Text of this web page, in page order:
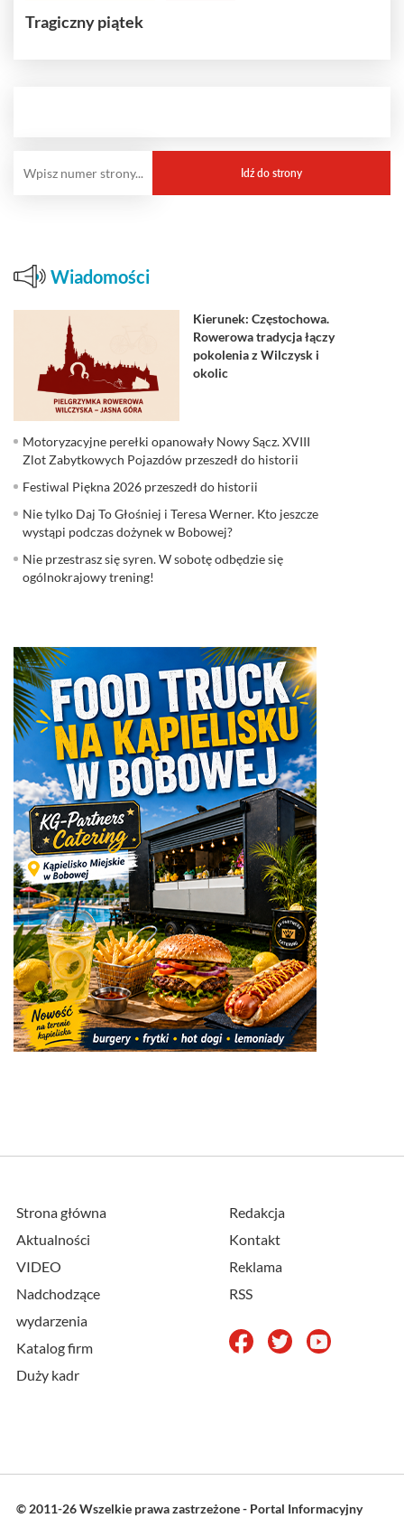
Tragiczny piątek
Wiadomości
Kierunek: Częstochowa.
Rowerowa tradycja łączy
pokolenia z Wilczysk i
okolic
Motoryzacyjne perełki opanowały Nowy Sącz. XVIII
Zlot Zabytkowych Pojazdów przeszedł do historii
Festiwal Piękna 2026 przeszedł do historii
Nie tylko Daj To Głośniej i Teresa Werner. Kto jeszcze
wystąpi podczas dożynek w Bobowej?
Nie przestrasz się syren. W sobotę odbędzie się
ogólnokrajowy trening!
Strona główna
Aktualności
VIDEO
Nadchodzące
wydarzenia
Katalog firm
Duży kadr
Redakcja
Kontakt
Reklama
RSS
© 2011-26 Wszelkie prawa zastrzeżone - Portal Informacyjny